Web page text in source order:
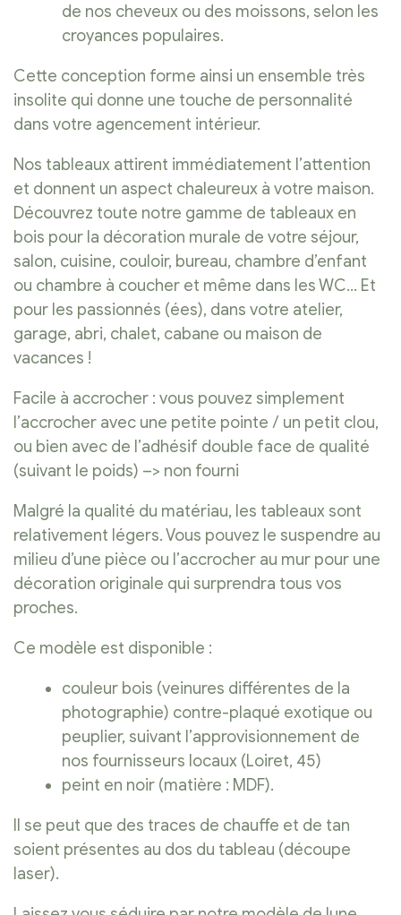
de nos cheveux ou des moissons, selon les
croyances populaires.
Cette conception forme ainsi un ensemble très
insolite qui donne une touche de personnalité
dans votre agencement intérieur.
Nos tableaux attirent immédiatement l’attention
et donnent un aspect chaleureux à votre maison.
Découvrez toute notre gamme de tableaux en
bois pour la décoration murale de votre séjour,
salon, cuisine, couloir, bureau, chambre d’enfant
ou chambre à coucher et même dans les WC… Et
pour les passionnés (ées), dans votre atelier,
garage, abri, chalet, cabane ou maison de
vacances !
Facile à accrocher : vous pouvez simplement
l’accrocher avec une petite pointe / un petit clou,
ou bien avec de l’adhésif double face de qualité
(suivant le poids) –> non fourni
Malgré la qualité du matériau, les tableaux sont
relativement légers. Vous pouvez le suspendre au
milieu d’une pièce ou l’accrocher au mur pour une
décoration originale qui surprendra tous vos
proches.
Ce modèle est disponible :
couleur bois (veinures différentes de la
photographie) contre-plaqué exotique ou
peuplier, suivant l’approvisionnement de
nos fournisseurs locaux (Loiret, 45)
peint en noir (matière : MDF).
Il se peut que des traces de chauffe et de tan
soient présentes au dos du tableau (découpe
laser).